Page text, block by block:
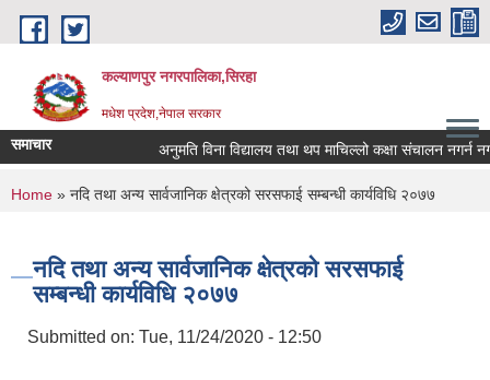
Skip to main content
कल्याणपुर नगरपालिका,सिरहा
मधेश प्रदेश,नेपाल सरकार
समाचार अनुमति विना विद्यालय तथा थप माचिल्लो कक्षा संचालन नगर्न
You are here
Home » नदि तथा अन्य सार्वजानिक क्षेत्रको सरसफाई सम्बन्धी कार्यविधि २०७७
नदि तथा अन्य सार्वजानिक क्षेत्रको सरसफाई
सम्बन्धी कार्यविधि २०७७
Submitted on: Tue, 11/24/2020 - 12:50